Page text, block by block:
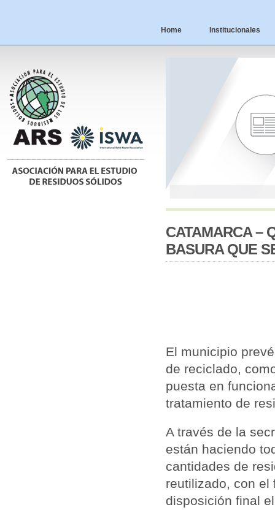
Home Institucionales
CATAMARCA –
BASURA QUE
El municipio
de reciclado,
puesta en
tratamiento de
A través de la
están haciendo
cantidades de
reutilizado, con el
disposición final